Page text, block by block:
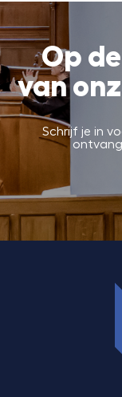
Op
van
Schrijf je in